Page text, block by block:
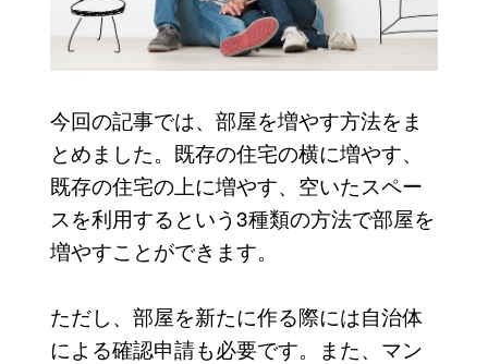
今回の記事では、部屋を増やす方法をま
とめました。既存の住宅の横に増やす、
既存の住宅の上に増やす、空いたスペー
スを利用するという3種類の方法で部屋を
増やすことができます。
ただし、部屋を新たに作る際には自治体
による確認申請も必要です。また、マン